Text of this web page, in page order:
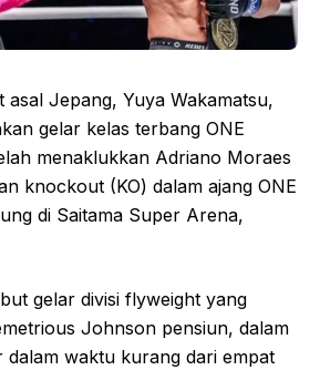
asal Jepang, Yuya Wakamatsu,
gelar kelas terbang ONE
menaklukkan Adriano Moraes
knockout (KO) dalam ajang ONE
di Saitama Super Arena,
gelar divisi flyweight yang
Johnson pensiun, dalam
dalam waktu kurang dari empat